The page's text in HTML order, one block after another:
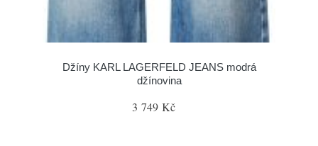
Džíny KARL LAGERFELD JEANS modrá
džínovina
3 749 Kč